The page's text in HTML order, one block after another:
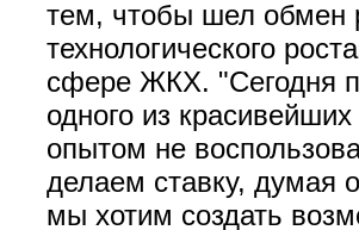
тем, чтобы шел обмен
технологического
сфере ЖКХ. "Сегодня
одного из
опытом не
делаем ставку, думая
мы хотим создать